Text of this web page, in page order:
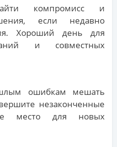
компромисс и
если недавно
Хороший день для
и совместных
ошибкам мешать
незаконченные
место для новых